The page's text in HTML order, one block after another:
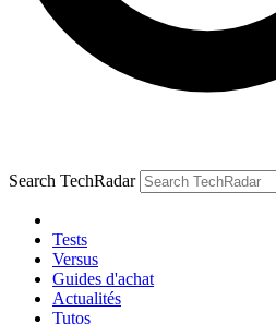
Search TechRadar
Tests
Versus
Guides d'achat
Actualités
Tutos